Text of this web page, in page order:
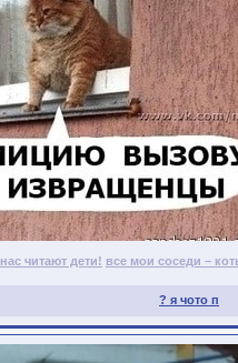
нас читают дети! все мои соседи –
? я чото п